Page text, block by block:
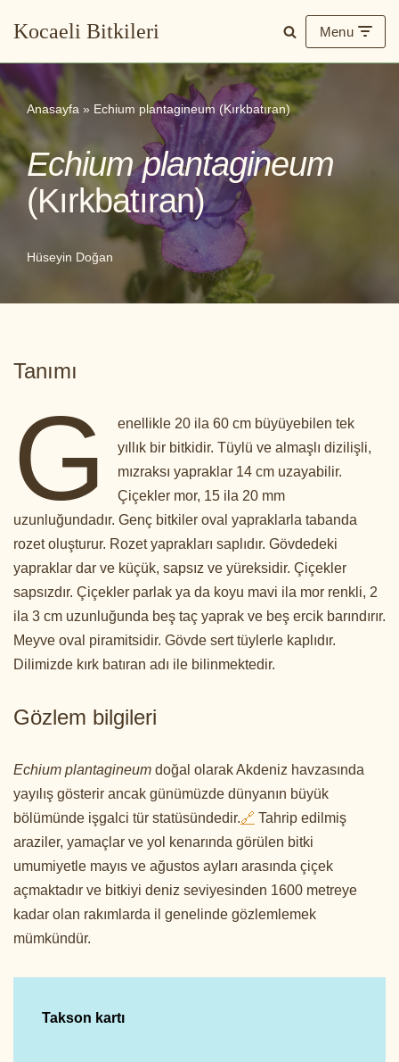
geç
Kocaeli Bitkileri Menu
Anasayfa » Echium plantagineum (Kırkbatıran)
Echium plantagineum
(Kırkbatıran)
Hüseyin Doğan
Tanımı
G
enellikle 20 ila 60 cm büyüyebilen tek
yıllık bir bitkidir. Tüylü ve almaşlı dizilişli,
mızraksı yapraklar 14 cm uzayabilir.
Çiçekler mor, 15 ila 20 mm
uzunluğundadır. Genç bitkiler oval yapraklarla tabanda
rozet oluşturur. Rozet yaprakları saplıdır. Gövdedeki
yapraklar dar ve küçük, sapsız ve yüreksidir. Çiçekler
sapsızdır. Çiçekler parlak ya da koyu mavi ila mor renkli, 2
ila 3 cm uzunluğunda beş taç yaprak ve beş ercik barındırır.
Meyve oval piramitsidir. Gövde sert tüylerle kaplıdır.
Dilimizde kırk batıran adı ile bilinmektedir.
Gözlem bilgileri
Echium plantagineum doğal olarak Akdeniz havzasında
yayılış gösterir ancak günümüzde dünyanın büyük
bölümünde işgalci tür statüsündedir.🔗 Tahrip edilmiş
araziler, yamaçlar ve yol kenarında görülen bitki
umumiyetle mayıs ve ağustos ayları arasında çiçek
açmaktadır ve bitkiyi deniz seviyesinden 1600 metreye
kadar olan rakımlarda il genelinde gözlemlemek
mümkündür.
Takson kartı